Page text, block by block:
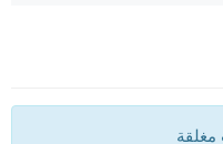
مغلقة